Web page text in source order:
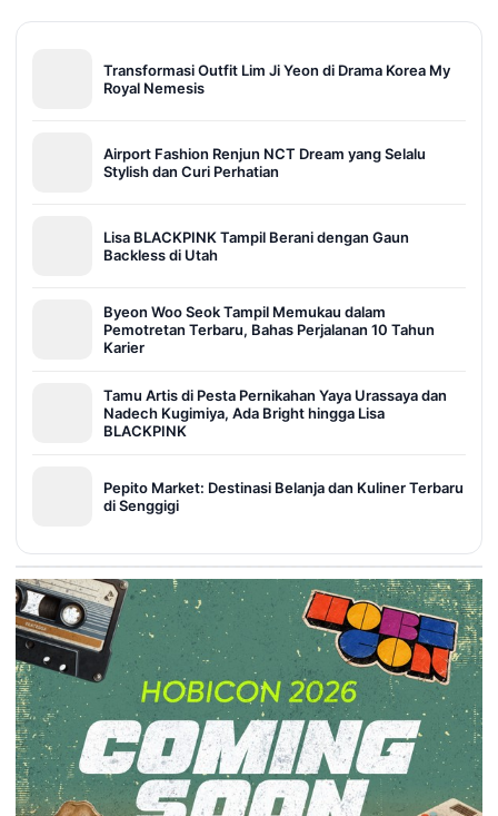
Transformasi Outfit Lim Ji Yeon di Drama Korea My
Royal Nemesis
Airport Fashion Renjun NCT Dream yang Selalu
Stylish dan Curi Perhatian
Lisa BLACKPINK Tampil Berani dengan Gaun
Backless di Utah
Byeon Woo Seok Tampil Memukau dalam
Pemotretan Terbaru, Bahas Perjalanan 10 Tahun
Karier
Tamu Artis di Pesta Pernikahan Yaya Urassaya dan
Nadech Kugimiya, Ada Bright hingga Lisa
BLACKPINK
Pepito Market: Destinasi Belanja dan Kuliner Terbaru
di Senggigi